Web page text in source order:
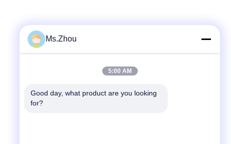
Télégramme
86-0510-87189500
Ms.Zhou
5:00 AM
Good day, what product are you looking
for?